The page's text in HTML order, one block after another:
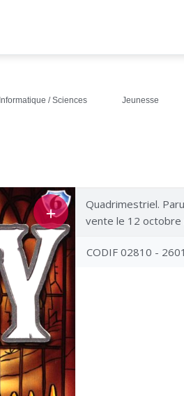
Informatique / Sciences Jeunesse
＋
Quadrimestriel.
vente le 12 octobre
CODIF 02810 - 2601